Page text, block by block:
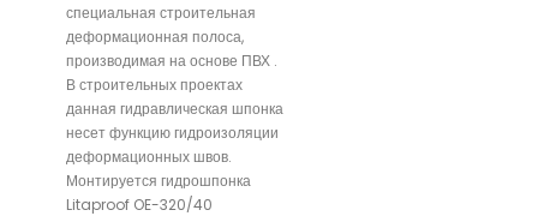
специальная строительная
деформационная полоса,
производимая на основе ПВХ .
В строительных проектах
данная гидравлическая шпонка
несет функцию гидроизоляции
деформационных швов.
Монтируется гидрошпонка
Litaproof OE-320/40